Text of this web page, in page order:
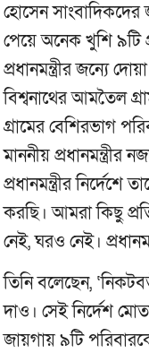
হোসেন সাংবাদিকদের
পেয়ে অনেক খুশি ৯টি
প্রধানমন্ত্রীর জন্যে
বিশ্বনাথের আমতৈল
গ্রামের বেশিরভাগ
মাননীয় প্রধানমন্ত্রীর
প্রধানমন্ত্রীর
করছি। আমরা কিছু
নেই, ঘরও নেই।
তিনি বলেছেন,
দাও। সেই নির্দেশ
জায়গায় ৯টি